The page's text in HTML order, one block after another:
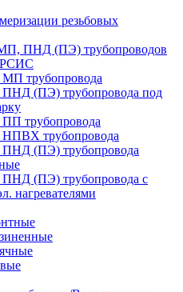
резьбовых
ПНД (ПЭ) трубопроводов
трубопровода
ПНД (ПЭ) трубопровода под
трубопровода
трубопровода
ПНД (ПЭ) трубопровода
(ПЭ) трубопровода с
нагревателями